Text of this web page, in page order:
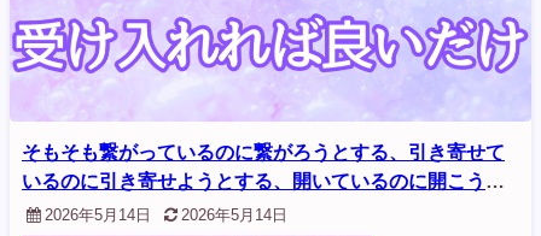
そもそも繋がっているのに繋がろうとする、引き寄せて
いるのに引き寄せようとする、開いているのに開こうと
する。言葉の罠に入っていませんか？
2026年5月14日 2026年5月14日